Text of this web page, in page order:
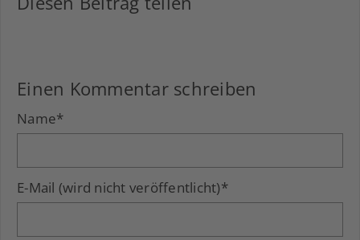
Einen Kommentar schreiben
Name*
E-Mail (wird nicht veröffentlicht)*